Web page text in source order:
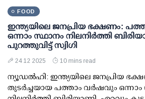
FOOD
ഇന്ത്യയിലെ ജനപ്രിയ ഭക്ഷണം:
ഒന്നാം സ്ഥാനം നിലനിര്‍ത്തി
പുറത്തുവിട്ട് സ്വിഗി
24 12 2025 10 mins read
ന്യൂഡല്‍ഹി: ഇന്ത്യയിലെ ജനപ്രിയ
തുടര്‍ച്ചയായ പത്താം വര്‍ഷവും ഒന്നാം